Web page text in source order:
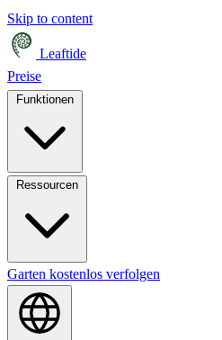
Skip to content
Leaftide
Preise
Garten kostenlos verfolgen